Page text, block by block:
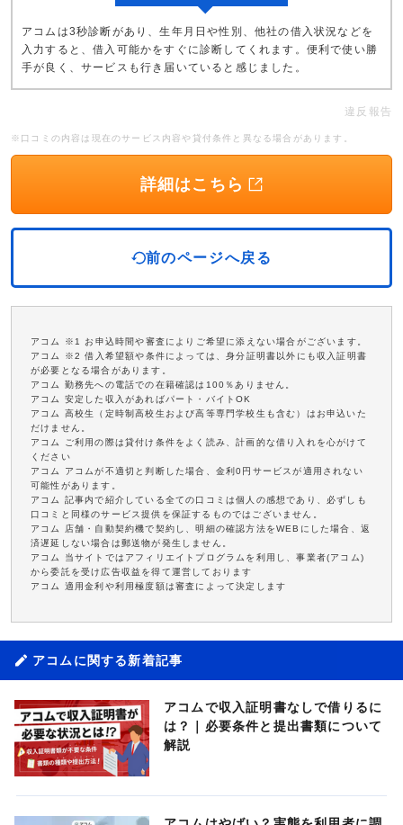
アコムは3秒診断があり、生年月日や性別、他社の借入状況などを
入力すると、借入可能かをすぐに診断してくれます。便利で使い勝
手が良く、サービスも行き届いていると感じました。
違反報告
※口コミの内容は現在のサービス内容や貸付条件と異なる場合があります。
詳細はこちら
前のページへ戻る
アコム ※1 お申込時間や審査によりご希望に添えない場合がございます。
アコム ※2 借入希望額や条件によっては、身分証明書以外にも収入証明書
が必要となる場合があります。
アコム 勤務先への電話での在籍確認は100％ありません。
アコム 安定した収入があればパート・バイトOK
アコム 高校生（定時制高校生および高等専門学校生も含む）はお申込いた
だけません。
アコム ご利用の際は貸付け条件をよく読み、計画的な借り入れを心がけて
ください
アコム アコムが不適切と判断した場合、金利0円サービスが適用されない
可能性があります。
アコム 記事内で紹介している全ての口コミは個人の感想であり、必ずしも
口コミと同様のサービス提供を保証するものではございません。
アコム 店舗・自動契約機で契約し、明細の確認方法をWEBにした場合、返
済遅延しない場合は郵送物が発生しません。
アコム 当サイトではアフィリエイトプログラムを利用し、事業者(アコム)
から委託を受け広告収益を得て運営しております
アコム 適用金利や利用極度額は審査によって決定します
アコムに関する新着記事
アコムで収入証明書なしで借りるに
は？｜必要条件と提出書類について
解説